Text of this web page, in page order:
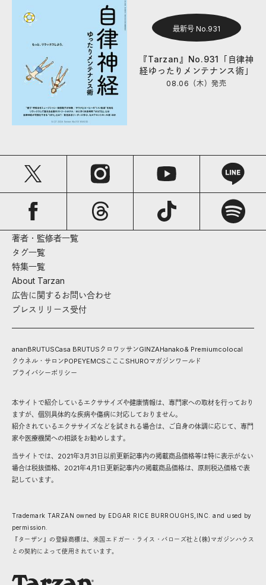
最新号 No.931
『Tarzan』No.931「自律神
経ゆったりメンテナンス術」
08.06（木）発売
著者・監修者一覧
タグ一覧
特集一覧
About Tarzan
広告に関するお問い合わせ
プレスリリース受付
ananBRUTUSCasa BRUTUS クロワッサンGINZAHanako& Premiumcolocal
クウネル・サロンPOPEYEMCS こここ SHUROマガジンワールド
プライバシーポリシー
本サイトで紹介しているエクササイズや健康情報は、専門家への取材を行っており
ますが、個別具体的な疾病や傷病に対応しておりません。
紹介されているエクササイズなどを試される場合は、ご自身の体調に応じて、専門
家や医療機関への相談をお勧めします。
当サイトでは、2021年3月31日以前更新記事内の掲載商品価格等は特に表示がない
場合は税抜価格、2021年4月1日更新記事内の掲載商品価格は、原則税込価格で表
記しています。
Trademark TARZAN owned by EDGAR RICE BURROUGHS,INC. and used by
permission.
『ターザン』の登録商標は、米国エドガー・ライス・バローズ社と(株)マガジンハウス
との契約によって使用されています。